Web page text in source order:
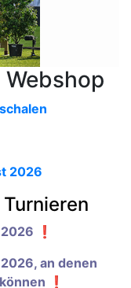
2026
❗️
an denen
❗️